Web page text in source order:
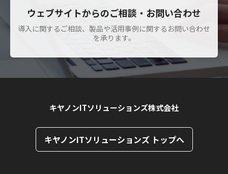
ウェブサイトからのご相談・お問い合わせ
導入に関するご相談、製品や活用事例に関するお問い合わせ
を承ります。
キヤノンITソリューションズ株式会社
キヤノンITソリューションズ トップへ